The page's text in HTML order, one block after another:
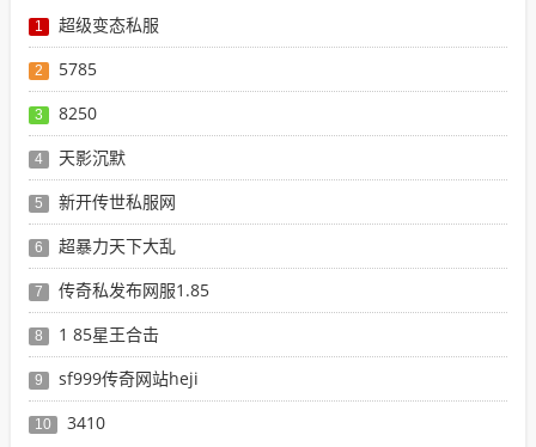
1 超级变态私服
2 5785
3 8250
4 天影沉默
5 新开传世私服网
6 超暴力天下大乱
7 传奇私发布网服1.85
8 1 85星王合击
9 sf999传奇网站heji
10 3410